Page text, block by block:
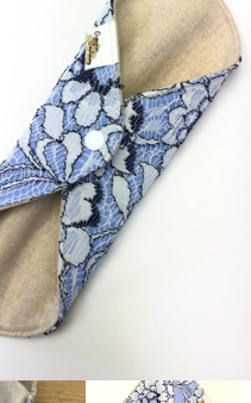
】REMEDY GARDEN
グを続ける